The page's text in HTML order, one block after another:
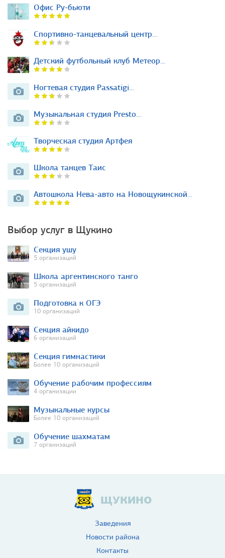
Офис Ру-бьюти
Спортивно-танцевальный центр…
Детский футбольный клуб Метеор…
Ногтевая студия Passatigi…
Музыкальная студия Presto…
Творческая студия Артфея
Школа танцев Таис
Автошкола Нева-авто на Новощукинской…
Выбор услуг в Щукино
Секция ушу
5 организаций
Школа аргентинского танго
5 организаций
Подготовка к ОГЭ
10 организаций
Секция айкидо
6 организаций
Секция гимнастики
Более 10 организаций
Обучение рабочим профессиям
4 организации
Музыкальные курсы
Более 10 организаций
Обучение шахматам
7 организаций
ЩУКИНО
Заведения
Новости района
Контакты